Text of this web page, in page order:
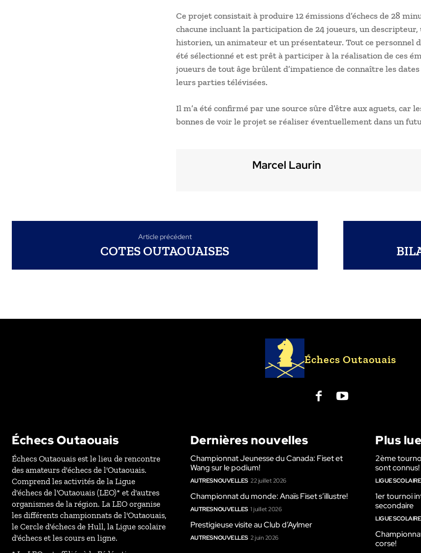
Ce projet consistait à produire 12 émissions d’échecs de 28
chacune incluant la participation de 24 joueurs, un descripteur,
historien, un animateur et un présentateur. Tout ce personnel
été sélectionné et est prêt à participer à la réalisation de ces
joueurs de tout âge brûlent d’impatience de connaître les
leurs parties télévisées.
Il m’a été confirmé par une source sûre d’être aux aguets, car
bonnes de voir le projet se réaliser éventuellement dans un
Marcel Laurin
Article précédent
COTES OUTAOUAISES
Échecs Outaouais
Échecs Outaouais
Échecs Outaouais est le lieu de rencontre
des amateurs d'échecs de l'Outaouais.
Comprend les activités de la Ligue
d'échecs de l'Outaouais (LEO)* et d'autres
organismes de la région. La LEO organise
les différents championnats de l'Outaouais,
le Cercle d'échecs de Hull, la Ligue scolaire
d'échecs et les cours en ligne.
Dernières nouvelles
Championnat Jeunesse du Canada: Fiset et
Wang sur le podium!
AUTRES NOUVELLES 22 juillet 2026
Championnat du monde: Anaïs Fiset s’illustre!
AUTRES NOUVELLES 1 juillet 2026
Prestigieuse visite au Club d’Aylmer
AUTRES NOUVELLES 2 juin 2026
Plus
2ème
sont connus!
LIGUE
1er tournoi
secondaire
LIGUE
corse!